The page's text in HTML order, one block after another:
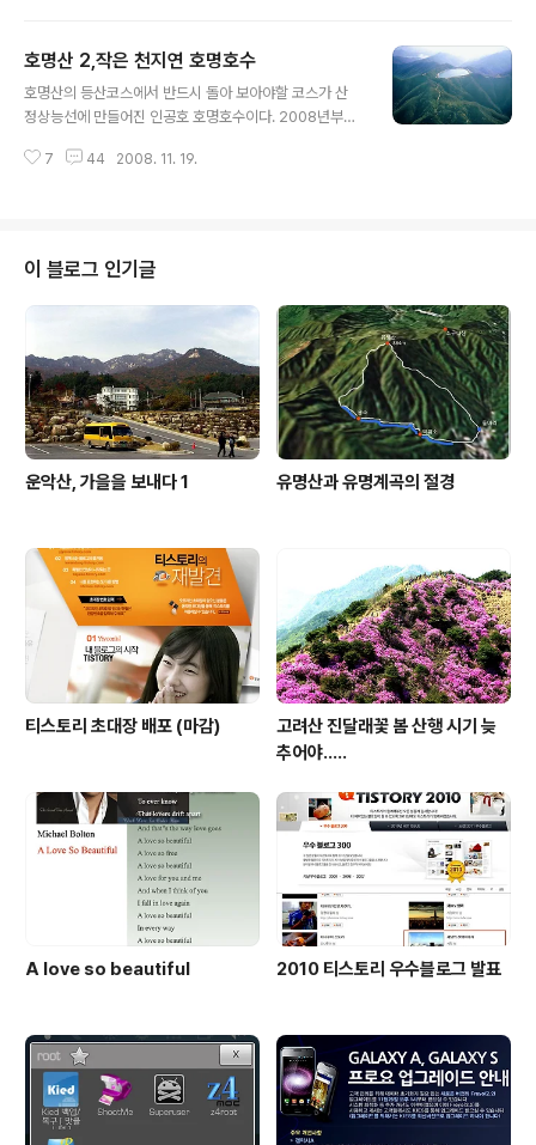
소구니산 들머리에 도착! 밤사이 내린 비가 해발이 높은 곳
엔 눈으로 내렸으리라는 기대감을 가지고 발걸음을 옮긴
다. 가파른 들머리를 올라서다 한숨 돌리며 뒤돌아보니 어
오를때쯤 능선에 도착해 보니 생각대로 눈길이 기다리고
호명산 2,작은 천지연 호명호수
호명산의 등산코스에서 반드시 돌아 보아야할 코스가 산
정상능선에 만들어진 인공호 호명호수이다. 2008년부터
부로 셔틀버스 운행이 중지되었다. 하지만 동절기에도 산
끌어올려 저수지에 저장한 뒤 낙차를 이용해 전기를 얻는
다. 호명호수는 호명산(해발 632m) 줄기 내 봉우리(해발
535m) 정상에 조성됐다. 15만㎡ 넓이에 저수용량은 26
7만7000t. 산 봉우리에 있는 데다 수려한 주변 산세와 어
울려 작은 백두산 천지라는 찬사를 받고 있다. 호수 옆 팔각
정 전망대에서 내려다 보는 북한강..
7 44 2008. 11. 19.
이 블로그 인기글
운악산, 가을을 보내다 1 유명산과 유명계곡의 절경
티스토리 초대장 배포 (마감)
고려산 진달래꽃 봄 산행 시기 늦
추어야.....
A love so beautiful 2010 티스토리 우수블로그 발표